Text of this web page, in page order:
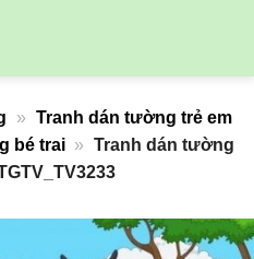
» Tranh dán tường trẻ em
bé trai » Tranh dán tường